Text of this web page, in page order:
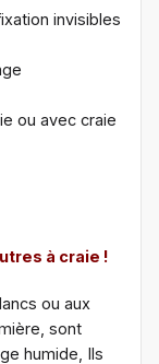
invisibles
ou avec craie
à craie !
ou aux
sont
humide, Ils